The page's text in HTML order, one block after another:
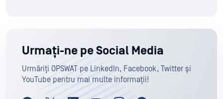
Urmați-ne pe Social Media
Urmăriți OPSWAT pe LinkedIn, Facebook, Twitter și
YouTube pentru mai multe informații!